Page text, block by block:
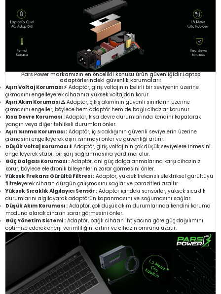
Pars Power markamızın en öncelikli konusu ürün güvenliğidir.Laptop
adaptörlerindeki güvenlik korumaları:
Aşırı Voltaj Koruması ⚡ Adaptör, giriş voltajının belirli bir seviyenin üzerine
çıkmasını engelleyerek cihazınızı yüksek voltajdan korur.
Aşırı Akım Koruması ⚠️Adaptör, çıkış akımının güvenli sınırların üzerine
çıkmasını engeller, böylece hem adaptör hem de bağlı cihazlar korunur.
Kısa Devre Koruması :Adaptör, kısa devre durumlarında kendini kapatarak
yangın veya diğer tehlikeli durumları önler.
Aşırı Isınma Koruması : Adaptör, iç sıcaklığının güvenli seviyelerin üzerine
çıkmasını engelleyerek aşırı ısınmayı önler ve güvenliği artırır.
Düşük Voltaj Koruması ⬇️ Adaptör, giriş voltajının çok düşük seviyelere inmesini
engelleyerek stabil bir şarj sağlanmasına yardımcı olur.
Güç Dalgası Koruması : Adaptör, ani güç dalgalanmalarına karşı cihazınızı
korur, böylece elektronik bileşenlerin zarar görmesini önler.
Yüksek Frekans Gürültü Filtresi : Adaptör, yüksek frekanslı elektriksel gürültüyü
filtreleyerek cihazın düzgün çalışmasını sağlar ve parazitleri azaltır.
Yüksek Sıcaklık Algılayıcı Sensör : Adaptör içindeki sensörler, yüksek sıcaklık
durumlarını algılayarak adaptörün kapanmasını ve soğumasını sağlar.
Düşük Akım Koruması : Adaptör, çok düşük akım durumlarında kendini koruma
moduna alarak cihazın zarar görmesini önler.
Güç Yönetim Sistemi : Adaptör, bağlı cihazın ihtiyacına göre güç dağılımını
optimize ederek enerji verimliliğini artırır ve cihazın ömrünü uzatır.